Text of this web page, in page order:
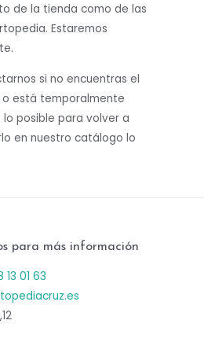
de la tienda como de las
Estaremos
si no encuentras el
está temporalmente
posible para volver a
en nuestro catálogo lo
para más información
13 01 63